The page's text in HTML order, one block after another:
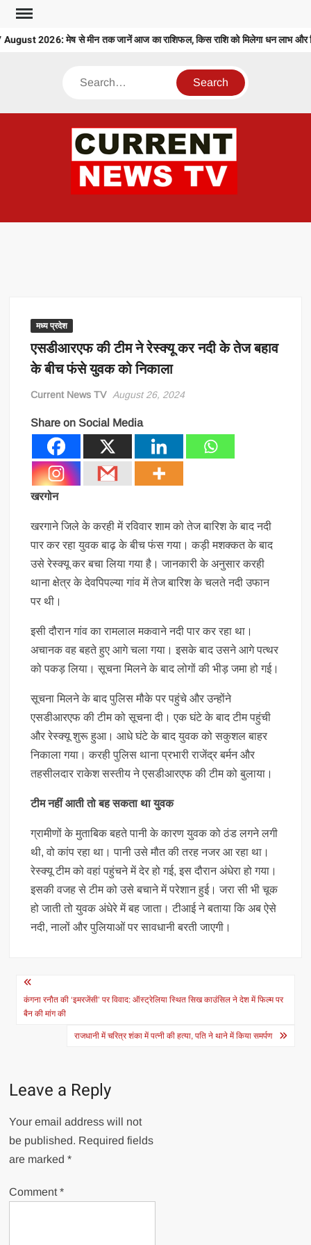
Skip
content2026: मेष से मीन तक जानें आज का राशिफल, किस राशि को मिलेगा धन लाभ और
Search
मध्य प्रदेश
एसडीआरएफ की टीम ने रेस्क्यू कर नदी के तेज बहाव
के बीच फंसे युवक को निकाला
Current News TV August 26, 2024
Share on Social Media
खरगोन
खरगाने जिले के करही में रविवार शाम को तेज बारिश के बाद नदी
पार कर रहा युवक बाढ़ के बीच फंस गया। कड़ी मशक्कत के बाद
उसे रेस्क्यू कर बचा लिया गया है। जानकारी के अनुसार करही
थाना क्षेत्र के देवपिपल्या गांव में तेज बारिश के चलते नदी उफान
पर थी।
इसी दौरान गांव का रामलाल मकवाने नदी पार कर रहा था।
अचानक वह बहते हुए आगे चला गया। इसके बाद उसने आगे पत्थर
को पकड़ लिया। सूचना मिलने के बाद लोगों की भीड़ जमा हो गई।
सूचना मिलने के बाद पुलिस मौके पर पहुंचे और उन्होंने
एसडीआरएफ की टीम को सूचना दी। एक घंटे के बाद टीम पहुंची
और रेस्क्यू शुरू हुआ। आधे घंटे के बाद युवक को सकुशल बाहर
निकाला गया। करही पुलिस थाना प्रभारी राजेंद्र बर्मन और
तहसीलदार राकेश सस्तीय ने एसडीआरएफ की टीम को बुलाया।
टीम नहीं आती तो बह सकता था युवक
ग्रामीणों के मुताबिक बहते पानी के कारण युवक को ठंड लगने लगी
थी, वो कांप रहा था। पानी उसे मौत की तरह नजर आ रहा था।
रेस्क्यू टीम को वहां पहुंचने में देर हो गई, इस दौरान अंधेरा हो गया।
इसकी वजह से टीम को उसे बचाने में परेशान हुई। जरा सी भी चूक
हो जाती तो युवक अंधेरे में बह जाता। टीआई ने बताया कि अब ऐसे
नदी, नालों और पुलियाओं पर सावधानी बरती जाएगी।
Post
navigation
कंगना रनौत की ‘इमरजेंसी’ पर विवाद: ऑस्ट्रेलिया स्थित सिख काउंसिल ने देश में फिल्म पर
बैन की मांग की
राजधानी में चरित्र शंका में पत्नी की हत्या, पति ने थाने में किया समर्पण
Leave a Reply
Your email address will not
be published. Required fields
are marked*
Comment*